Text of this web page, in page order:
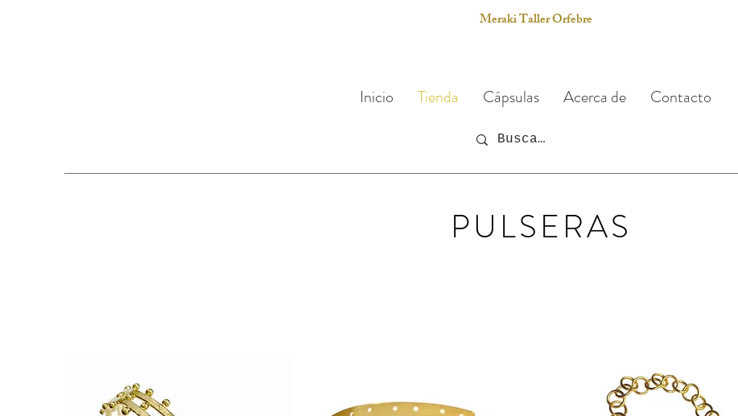
Meraki Taller Orfebre
Inicio Tienda Cápsulas Acerca de Contacto
PULSERAS